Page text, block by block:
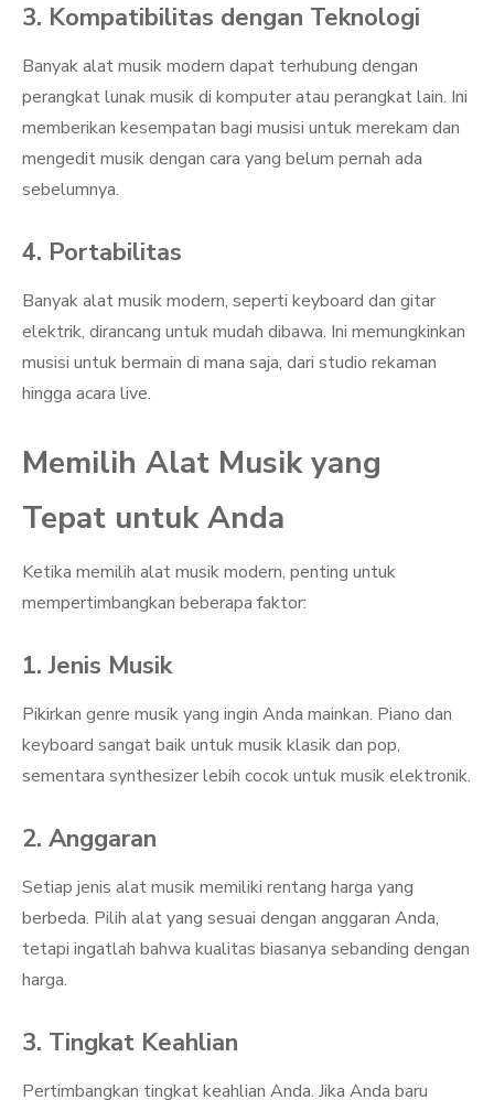
3. Kompatibilitas dengan Teknologi
Banyak alat musik modern dapat terhubung dengan
perangkat lunak musik di komputer atau perangkat lain. Ini
memberikan kesempatan bagi musisi untuk merekam dan
mengedit musik dengan cara yang belum pernah ada
sebelumnya.
4. Portabilitas
Banyak alat musik modern, seperti keyboard dan gitar
elektrik, dirancang untuk mudah dibawa. Ini memungkinkan
musisi untuk bermain di mana saja, dari studio rekaman
hingga acara live.
Memilih Alat Musik yang
Tepat untuk Anda
Ketika memilih alat musik modern, penting untuk
mempertimbangkan beberapa faktor:
1. Jenis Musik
Pikirkan genre musik yang ingin Anda mainkan. Piano dan
keyboard sangat baik untuk musik klasik dan pop,
sementara synthesizer lebih cocok untuk musik elektronik.
2. Anggaran
Setiap jenis alat musik memiliki rentang harga yang
berbeda. Pilih alat yang sesuai dengan anggaran Anda,
tetapi ingatlah bahwa kualitas biasanya sebanding dengan
harga.
3. Tingkat Keahlian
Pertimbangkan tingkat keahlian Anda. Jika Anda baru